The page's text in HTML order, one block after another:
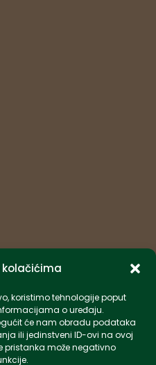
koristimo tehnologije poput
o uređaju.
će nam obradu podataka
ili jedinstveni ID-ovi na ovoj
pristanka može negativno